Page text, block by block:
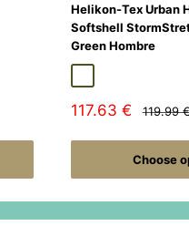
Helikon-Tex Urban
Softshell
Green Hombre
Sale
117.63 €
Regular
119.99
Choose